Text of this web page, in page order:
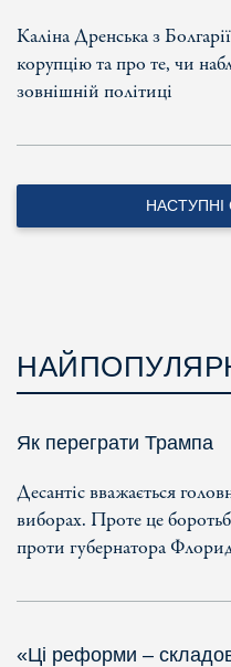
Каліна Дренська з
корупцію та про те, чи
зовнішній політиці
НАСТУПНІ
Як переграти Трампа
Десантіс вважається
виборах. Проте це
проти губернатора
«Ці реформи –